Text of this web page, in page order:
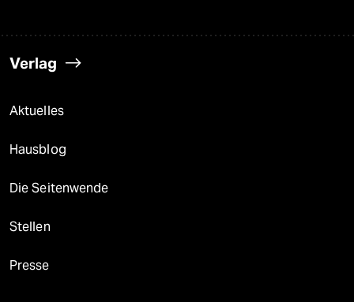
Verlag
Aktuelles
Hausblog
Die Seitenwende
Stellen
Presse